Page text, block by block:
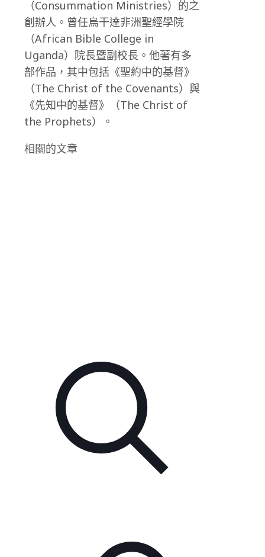
（Consummation Ministries）的之
創辦人。曾任烏干達非洲聖經學院
（African Bible College in
Uganda）院長暨副校長。他著有多
部作品，其中包括《聖約中的基督》
（The Christ of the Covenants）與
《先知中的基督》（The Christ of
the Prophets）。
相關的文章